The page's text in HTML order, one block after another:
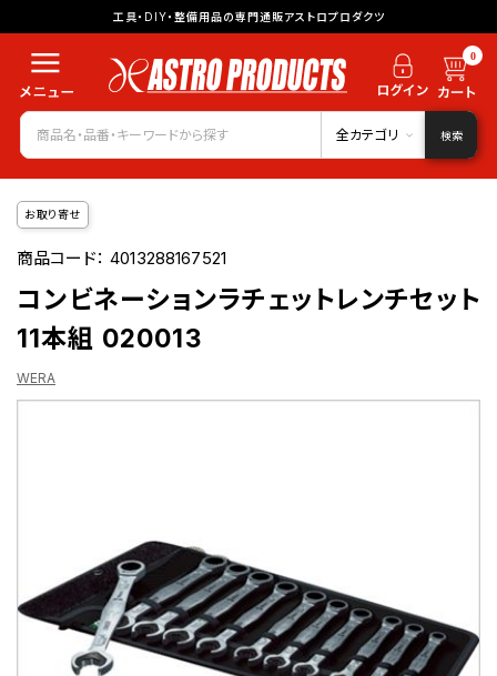
工具・DIY・整備用品の専門通販アストロプロダクツ
0
全カテゴリ 検索
お取り寄せ
商品コード：4013288167521
コンビネーションラチェットレンチセット
11本組 020013
WERA